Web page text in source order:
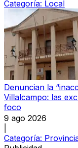
Categoría: Local
Denuncian la
Villalcampo: las
foco
9 ago 2026
Categoría: